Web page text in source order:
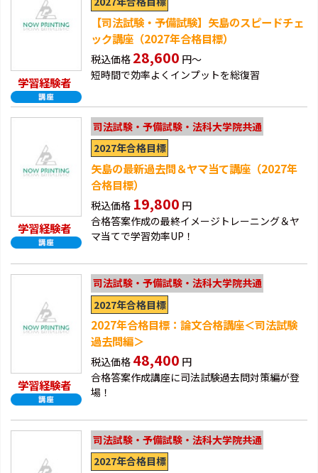
学習経験者
【司法試験・予備試験】矢島のスピードチェ
ック講座（2027年合格目標）
税込価格 28,600 円～
短時間で効率よくインプットを総復習
学習経験者
司法試験・予備試験・法科大学院共通
2027年合格目標
矢島の最新過去問＆ヤマ当て講座（2027年
合格目標）
税込価格 19,800 円
合格答案作成の最終イメージトレーニング＆ヤ
マ当てで学習効率UP！
学習経験者
司法試験・予備試験・法科大学院共通
2027年合格目標
2027年合格目標：論文合格講座＜司法試験
過去問編＞
税込価格 48,400 円
合格答案作成講座に司法試験過去問対策編が登
場！
司法試験・予備試験・法科大学院共通
2027年合格目標